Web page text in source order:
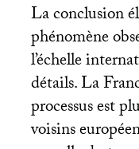
La conclusion
phénomène
l’échelle
détails. La
processus est
voisins